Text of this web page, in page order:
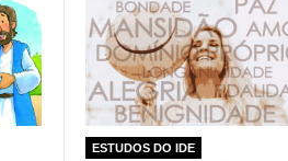
ESTUDOS DO IDE